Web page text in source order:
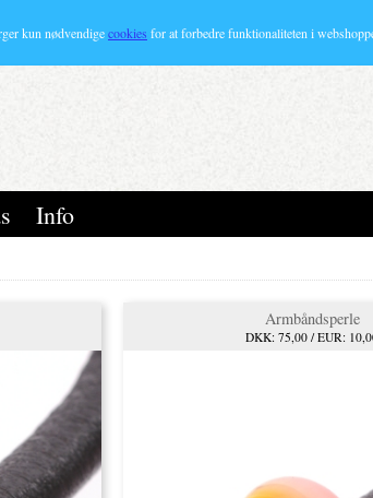
Info
Armbåndsperle
DKK: 75,00 / EUR:
kun nødvendigecookies for at forbedre funktionaliteten i